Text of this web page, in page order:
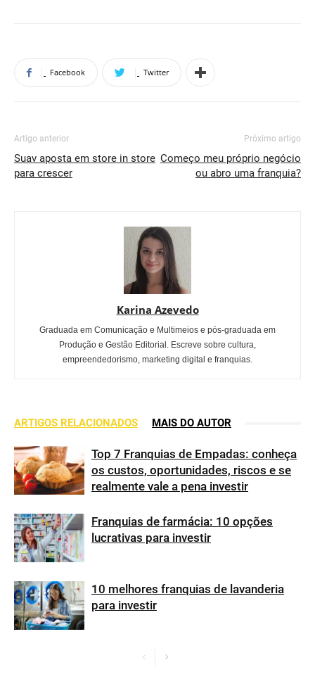
Facebook Twitter
Artigo anterior
Suav aposta em store in store
para crescer
Próximo artigo
Começo meu próprio negócio
ou abro uma franquia?
Karina Azevedo
Graduada em Comunicação e Multimeios e pós-graduada em
Produção e Gestão Editorial. Escreve sobre cultura,
empreendedorismo, marketing digital e franquias.
ARTIGOS RELACIONADOS MAIS DO AUTOR
Top 7 Franquias de Empadas: conheça
os custos, oportunidades, riscos e se
realmente vale a pena investir
Franquias de farmácia: 10 opções
lucrativas para investir
10 melhores franquias de lavanderia
para investir